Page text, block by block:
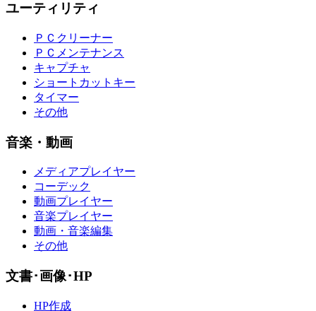
ユーティリティ
ＰＣクリーナー
ＰＣメンテナンス
キャプチャ
ショートカットキー
タイマー
その他
音楽・動画
メディアプレイヤー
コーデック
動画プレイヤー
音楽プレイヤー
動画・音楽編集
その他
文書･画像･HP
HP作成